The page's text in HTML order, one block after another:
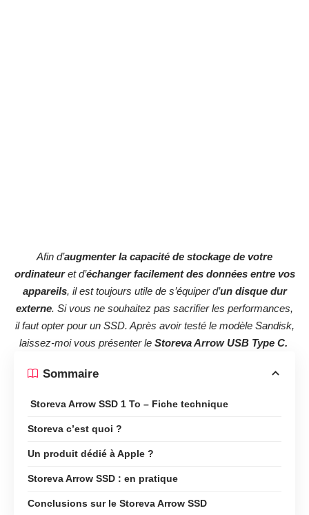
Afin d’augmenter la capacité de stockage de votre
ordinateuret d’échanger facilement des données entre vos
appareils, il est toujours utile de s’équiper d’un disque dur
externe. Si vous ne souhaitez pas sacrifier les performances,
il faut opter pour un SSD. Après avoirtesté le modèle Sandisk,
laissez-moi vous présenter le Storeva Arrow USB Type C.
Sommaire
Storeva Arrow SSD 1 To – Fiche technique
Storeva c’est quoi ?
Un produit dédié à Apple ?
Storeva Arrow SSD : en pratique
Conclusions sur le Storeva Arrow SSD